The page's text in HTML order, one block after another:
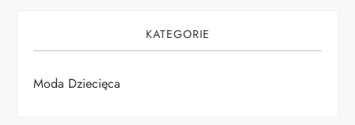
KATEGORIE
Moda Dziecięca